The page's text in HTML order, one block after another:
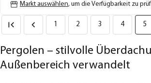
Markt auswählen, um die Verfügbarkeit zu
1 2 3 4 5
Pergolen – stilvolle
Außenbereich verwandelt